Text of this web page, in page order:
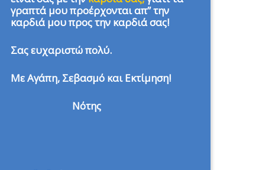
γραπτά μου προέρχονται απ” την
καρδιά μου προς την καρδιά σας!
Σας ευχαριστώ πολύ.
Με Αγάπη, Σεβασμό και Εκτίμηση!
Νότης